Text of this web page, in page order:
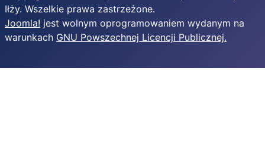
Iłży. Wszelkie prawa zastrzeżone.
Joomla! jest wolnym oprogramowaniem wydanym na
warunkach GNU Powszechnej Licencji Publicznej.